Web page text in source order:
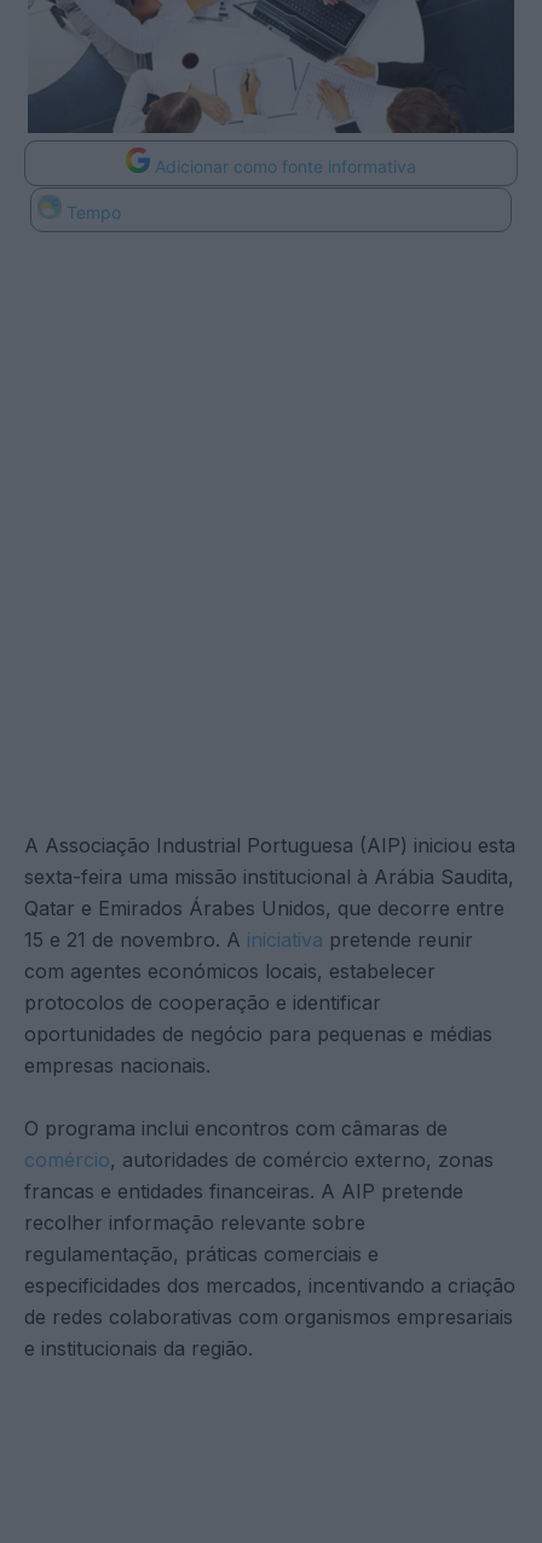
Adicionar como fonte informativa
Tempo
A Associação Industrial Portuguesa (AIP) iniciou esta
sexta-feira uma missão institucional à Arábia Saudita,
Qatar e Emirados Árabes Unidos, que decorre entre
15 e 21 de novembro. A iniciativa pretende reunir
com agentes económicos locais, estabelecer
protocolos de cooperação e identificar
oportunidades de negócio para pequenas e médias
empresas nacionais.
O programa inclui encontros com câmaras de
comércio, autoridades de comércio externo, zonas
francas e entidades financeiras. A AIP pretende
recolher informação relevante sobre
regulamentação, práticas comerciais e
especificidades dos mercados, incentivando a criação
de redes colaborativas com organismos empresariais
e institucionais da região.